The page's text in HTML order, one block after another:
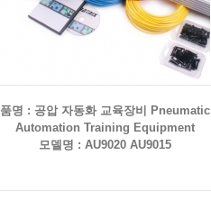
품명 : 공압 자동화 교육장비 Pneumatic
Automation Training Equipment
모델명 : AU9020 AU9015